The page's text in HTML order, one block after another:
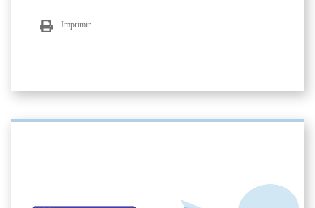
Imprimir